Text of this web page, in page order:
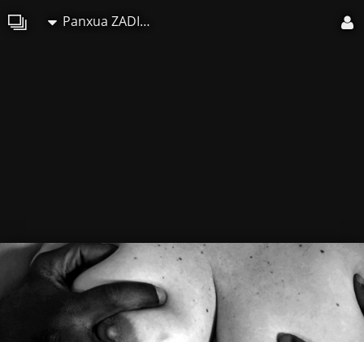
Panxua ZADILSKOA